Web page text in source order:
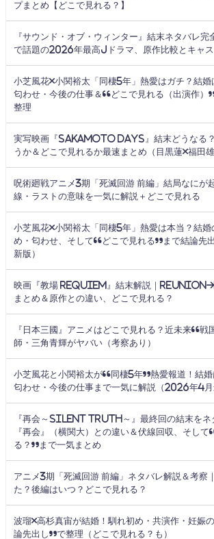
プまとめ【どこで見れる？】
『サウンド・オブ・ウィンター』結末ネタバ
で話題の2026年最高Jドラマ、原作比較とキャ
小芝風花×小関裕太「同棲5年」熱愛はガチ？結婚
匂わせ・今後の仕事＆“どこで見れる（出演作）
整理
実写映画『SAKAMOTO DAYS』結末どうなる
うか＆どこで見れるか最速まとめ（目黒蓮×福田雄
呪術廻戦アニメ3期「死滅回游 前編」結局なにが
線・ラストの意味を一気に解説＋どこで見れる
小芝風花×小関裕太「同棲5年」熱愛は本当？結婚
め・匂わせ、そして“どこで見れる”まで結論先
新版）
映画『教場 Requiem』結末解説｜
まとめ＆原作との違い、どこで見れる？
『日本三國』アニメはどこで見れる？近未来“戦
師・三角青輝がヤバい（考察あり）
小芝風花と小関裕太が“同棲5年”熱愛報道！結婚
匂わせ・今後の仕事まで一気に解説（2026年4月
『再会～Silent Truth～』最終回の結末をネ
『再会』（横関大）との違い＆伏線回収、そし
る？”まで一気まとめ
アニメ3期「死滅回游 前編」ネタバレ解説＆考察
た？後編はいつ？どこで見れる？
波瑠×高杉真宙が結婚！馴れ初め・共演作・妊娠
論先出し”で整理（どこで見れる？も）